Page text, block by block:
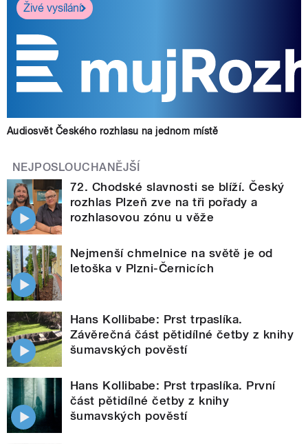
Živé vysílání
Audiosvět Českého rozhlasu na jednom místě
NEJPOSLOUCHANĚJŠÍ
72. Chodské slavnosti se blíží. Český
rozhlas Plzeň zve na tři pořady a
rozhlasovou zónu u věže
Nejmenší chmelnice na světě je od
letoška v Plzni-Černicích
Hans Kollibabe: Prst trpaslíka.
Závěrečná část pětidílné četby z knihy
šumavských pověstí
Hans Kollibabe: Prst trpaslíka. První
část pětidílné četby z knihy
šumavských pověstí